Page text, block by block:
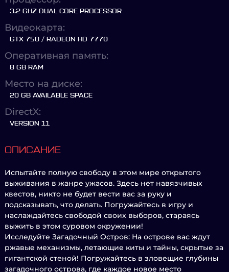
3.2 GHZ DUAL CORE PROCESSOR
Видеокарта:
GTX 750 / RADEON HD 7770
Оперативная память:
8 GB RAM
Место на диске:
20 GB AVAILABLE SPACE
DirectX:
VERSION 11
ОПИСАНИЕ
Испытайте полную свободу в этом мире открытого
выживания в жанре ужасов. Здесь нет навязчивых
квестов, никто не будет вести вас за руку и
подсказывать, что делать. Погружайтесь в игру и
наслаждайтесь свободой своих выборов, стараясь
выжить в этом суровом окружении!
Исследуйте Загадочный Остров: На острове вас ждут
ржавые механизмы, летающие киты и тайны, скрытые за
гигантской стеной! Погружайтесь в зловещие глубины
загадочного острова, где каждое новое место